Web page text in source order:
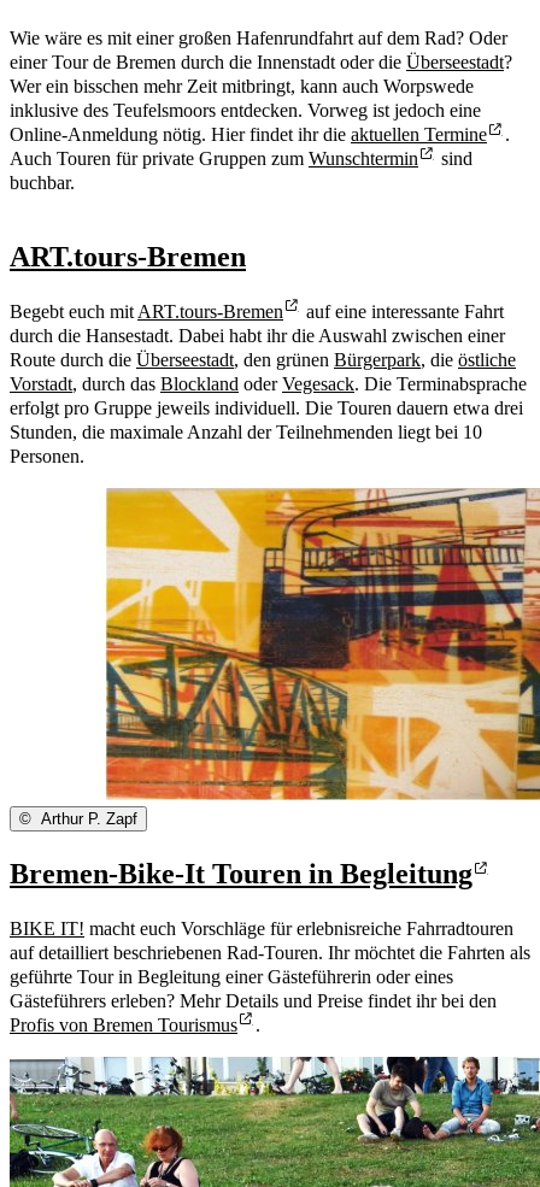
Wie wäre es mit einer großen Hafenrundfahrt auf dem Rad? Oder
einer Tour de Bremen durch die Innenstadt oder die Überseestadt?
Wer ein bisschen mehr Zeit mitbringt, kann auch Worpswede
inklusive des Teufelsmoors entdecken. Vorweg ist jedoch eine
Online-Anmeldung nötig. Hier findet ihr die aktuellen Termine
.
Auch Touren für private Gruppen zum Wunschtermin
sind
buchbar.
ART.tours-Bremen
Begebt euch mit ART.tours-Bremen
auf eine interessante Fahrt
durch die Hansestadt. Dabei habt ihr die Auswahl zwischen einer
Route durch die Überseestadt, den grünen Bürgerpark, die östliche
Vorstadt, durch das Blockland oderVegesack. Die Terminabsprache
erfolgt pro Gruppe jeweils individuell. Die Touren dauern etwa drei
Stunden, die maximale Anzahl der Teilnehmenden liegt bei 10
Personen.
© Arthur P. Zapf
Bremen-Bike-It Touren in Begleitung
BIKE IT! macht euch Vorschläge für erlebnisreiche Fahrradtouren
auf detailliert beschriebenen Rad-Touren. Ihr möchtet die Fahrten als
geführte Tour in Begleitung einer Gästeführerin oder eines
Gästeführers erleben? Mehr Details und Preise findet ihr bei den
Profis von Bremen Tourismus
.